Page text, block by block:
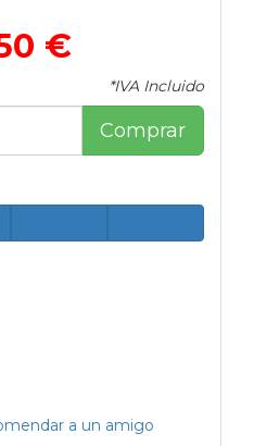
€
*IVA Incluido
Comprar
a un amigo